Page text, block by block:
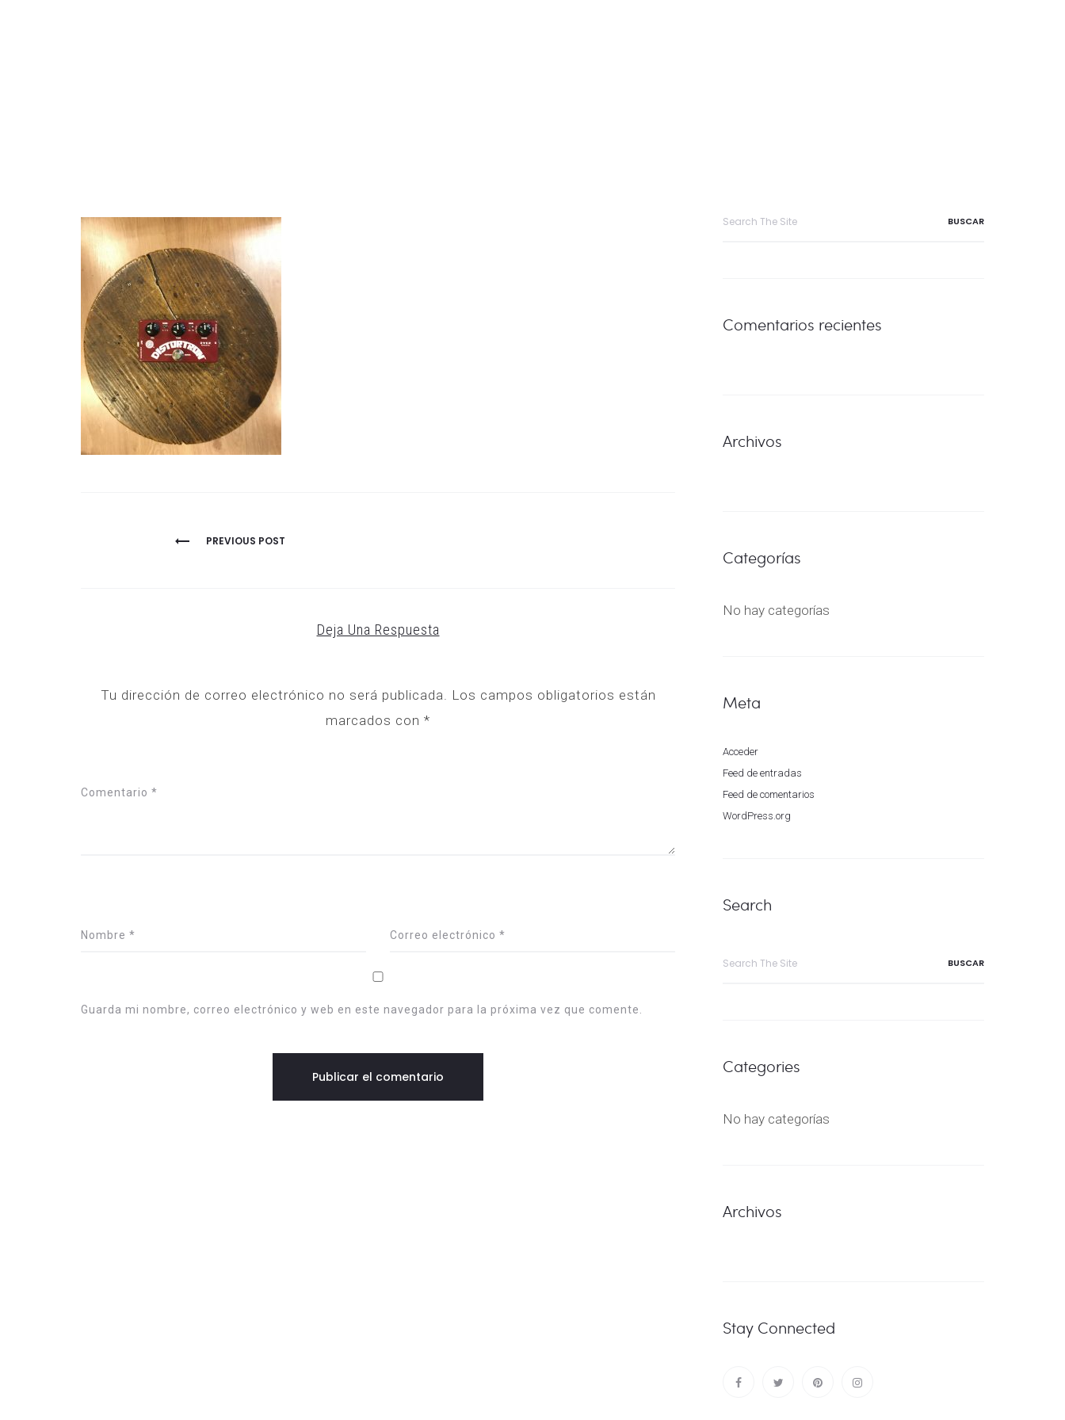
NAVEGACIÓN
PREVIOUS POST
Deja Una Respuesta
Tu dirección de correo electrónico no será publicada.
Los campos obligatorios están
marcados con *
Comentario *
Nombre * Correo electrónico *
Guarda mi nombre, correo electrónico y web en este navegador para la próxima vez que comente.
Comentarios recientes
Archivos
Categorías
No hay categorías
Meta
Acceder
Feed de entradas
Feed de comentarios
WordPress.org
Search
Categories
No hay categorías
Archivos
Stay Connected